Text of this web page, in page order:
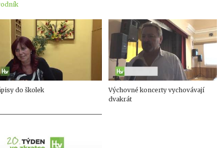
do školek
Výchovné koncerty vychovávají
dvakrát